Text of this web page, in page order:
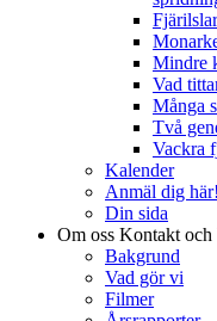
Mindre
Vad
Många
Två
Vackra
Kalender
Anmäl dig här!
Din sida
Om oss Kontakt och
Bakgrund
Vad gör vi
Filmer